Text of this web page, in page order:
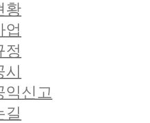
황
업
정
익신고
길